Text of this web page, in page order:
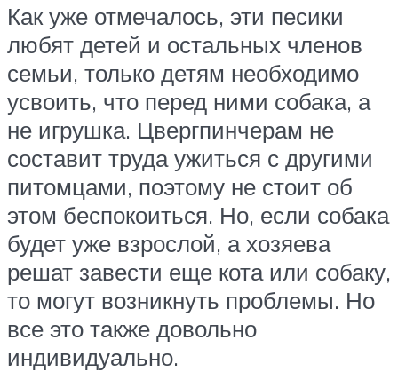
Как уже отмечалось, эти песики
любят детей и остальных членов
семьи, только детям необходимо
усвоить, что перед ними собака, а
не игрушка. Цвергпинчерам не
составит труда ужиться с другими
питомцами, поэтому не стоит об
этом беспокоиться. Но, если собака
будет уже взрослой, а хозяева
решат завести еще кота или собаку,
то могут возникнуть проблемы. Но
все это также довольно
индивидуально.